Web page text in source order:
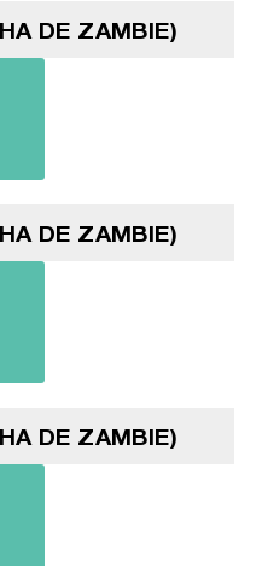
DE ZAMBIE)
DE ZAMBIE)
DE ZAMBIE)